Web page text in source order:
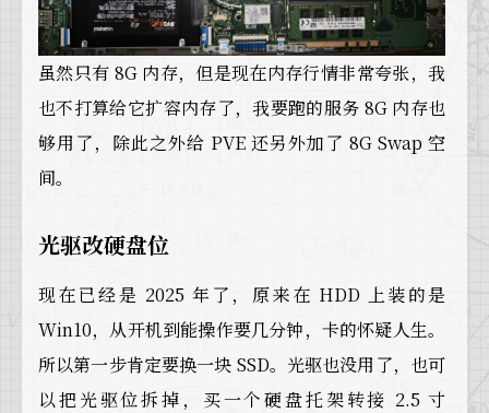
虽然只有 8G 内存，但是现在内存行情非常夸张，我
也不打算给它扩容内存了，我要跑的服务 8G 内存也
够用了，除此之外给 PVE 还另外加了 8G Swap 空
间。
光驱改硬盘位
现在已经是 2025 年了，原来在 HDD 上装的是
Win10，从开机到能操作要几分钟，卡的怀疑人生。
所以第一步肯定要换一块 SSD。光驱也没用了，也可
以把光驱位拆掉，买一个硬盘托架转接 2.5 寸